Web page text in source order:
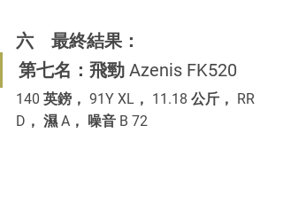
六	最終結果：
第七名：飛勁 Azenis FK520
140 英鎊， 91Y XL， 11.18 公斤， RR
D， 濕 A， 噪音 B 72